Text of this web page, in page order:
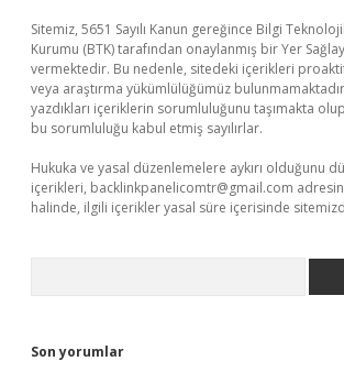
Sitemiz, 5651 Sayılı Kanun gereğince Bilgi
Kurumu (BTK) tarafından onaylanmış bir Yer
vermektedir. Bu nedenle, sitedeki içerikleri
veya araştırma yükümlülüğümüz
yazdıkları içeriklerin sorumluluğunu taşımakta
bu sorumluluğu kabul etmiş sayılırlar.
Hukuka ve yasal düzenlemelere aykırı olduğunu
içerikleri, backlinkpanelicomtr@gmail.com
halinde, ilgili içerikler yasal süre içerisinde
Son yorumlar